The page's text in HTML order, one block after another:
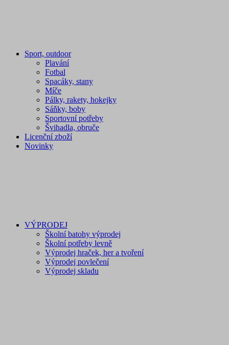
Sport, outdoor
Plavání
Fotbal
Spacáky, stany
Míče
Pálky, rakety, hokejky
Sáňky, boby
Sportovní potřeby
Švihadla, obruče
Licenční zboží
Novinky
VÝPRODEJ
Školní batohy výprodej
Školní potřeby levně
Výprodej hraček, her a tvoření
Výprodej povlečení
Výprodej skladu